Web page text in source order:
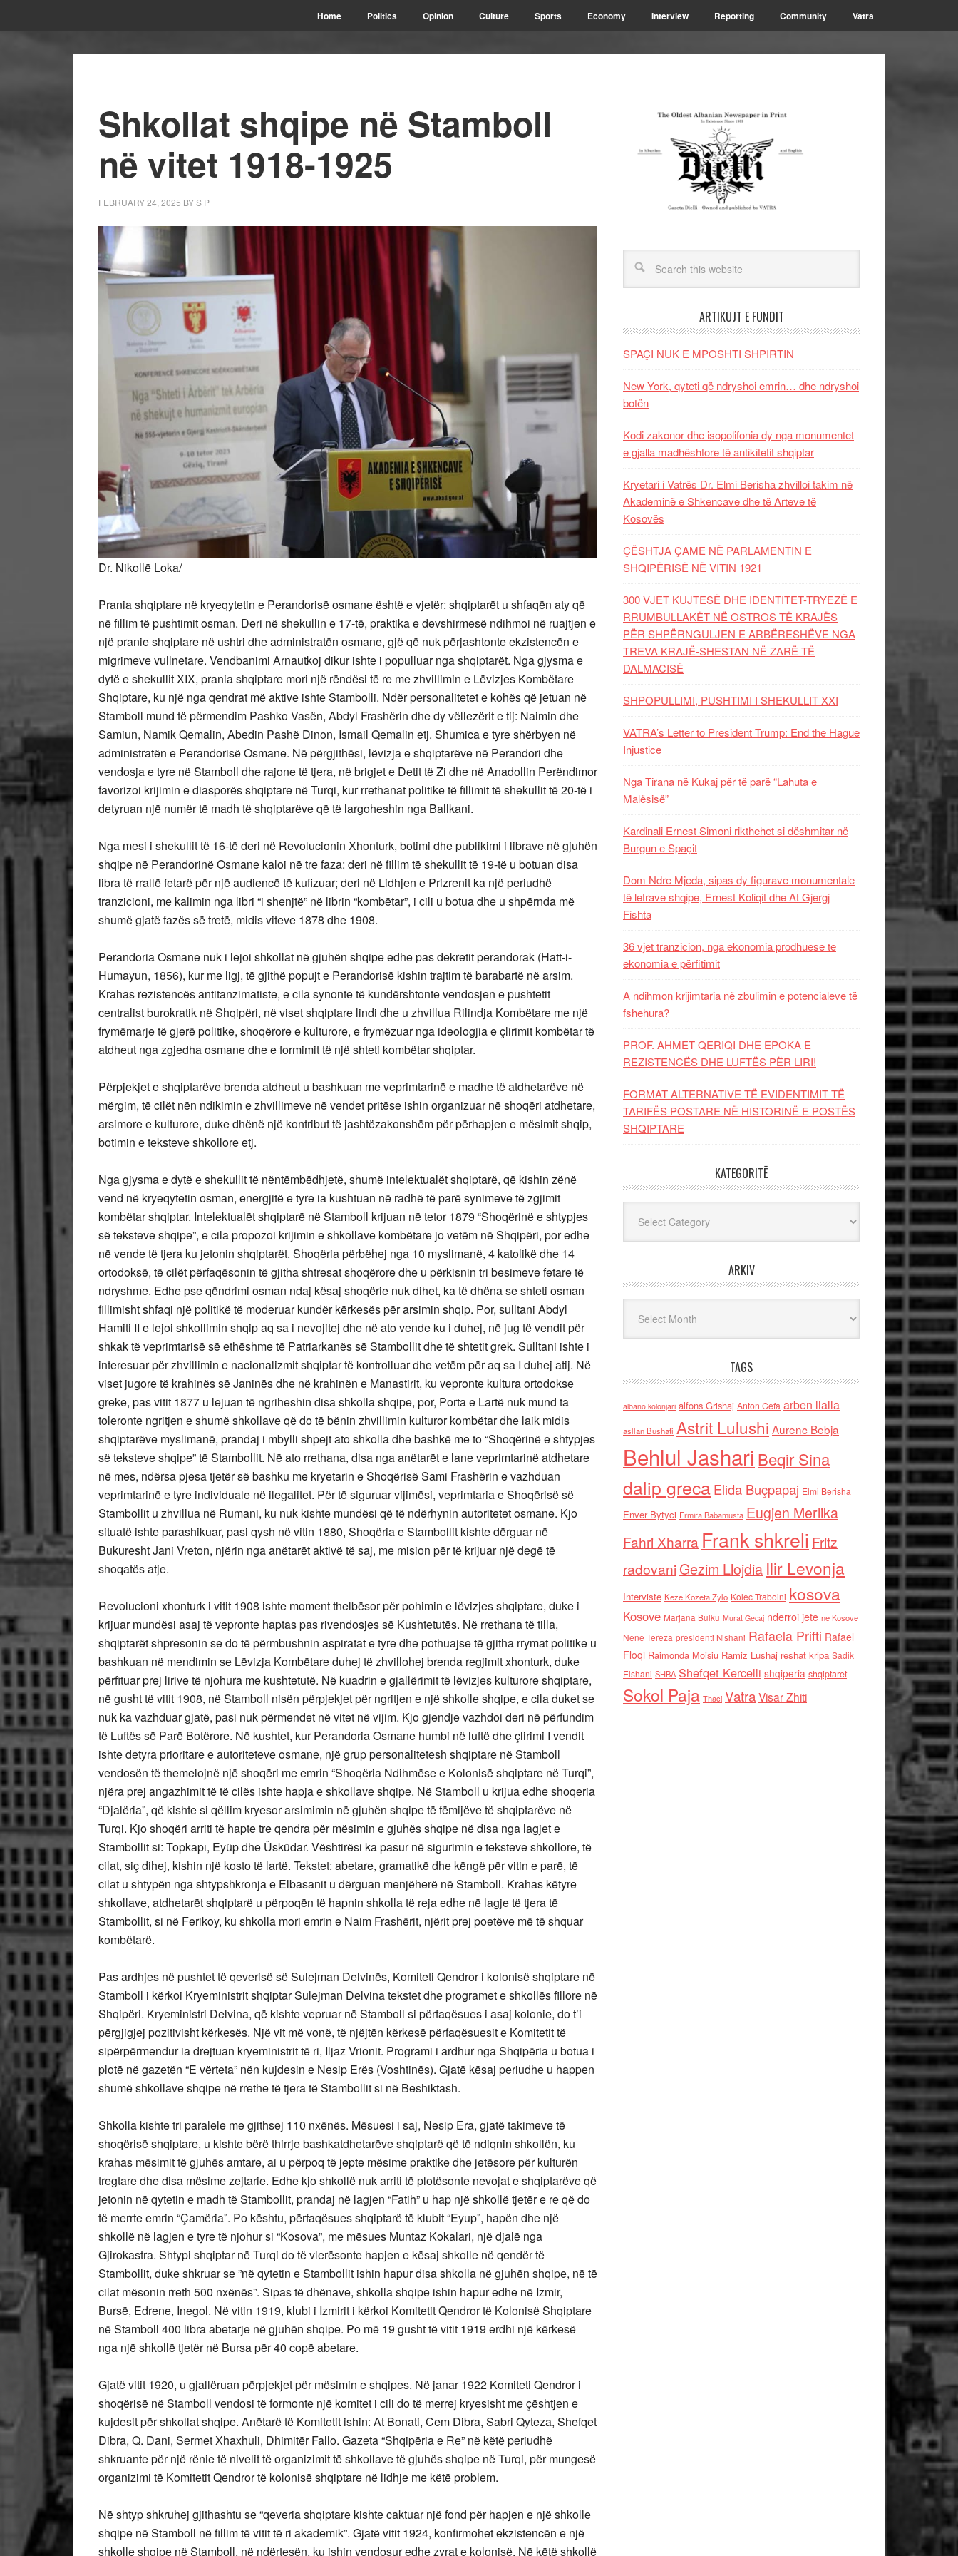
Home Politics Opinion Culture Sports Economy Interview Reporting Community Vatra
Shkollat shqipe në Stamboll
në vitet 1918-1925
FEBRUARY 24, 2025 BYS P
Dr. Nikollë Loka/
Prania shqiptare në kryeqytetin e Perandorisë osmane është e vjetër: shqiptarët u shfaqën aty që
në fillim të pushtimit osman. Deri në shekullin e 17-të, praktika e devshirmesë ndihmoi në ruajtjen e
një pranie shqiptare në ushtri dhe administratën osmane, gjë që nuk përjashtonte ekzistencën e
migrimeve vullnetare. Vendbanimi Arnautkoj dikur ishte i populluar nga shqiptarët. Nga gjysma e
dytë e shekullit XIX, prania shqiptare mori një rëndësi të re me zhvillimin e Lëvizjes Kombëtare
Shqiptare, ku një nga qendrat më aktive ishte Stambolli. Ndër personalitetet e kohës që jetuan në
Stamboll mund të përmendim Pashko Vasën, Abdyl Frashërin dhe dy vëllezërit e tij: Naimin dhe
Samiun, Namik Qemalin, Abedin Pashë Dinon, Ismail Qemalin etj. Shumica e tyre shërbyen në
administratën e Perandorisë Osmane. Në përgjithësi, lëvizja e shqiptarëve në Perandori dhe
vendosja e tyre në Stamboll dhe rajone të tjera, në brigjet e Detit të Zi dhe në Anadollin Perëndimor
favorizoi krijimin e diasporës shqiptare në Turqi, kur rrethanat politike të fillimit të shekullit të 20-të i
detyruan një numër të madh të shqiptarëve që të largoheshin nga Ballkani.
Nga mesi i shekullit të 16-të deri në Revolucionin Xhonturk, botimi dhe publikimi i librave në gjuhën
shqipe në Perandorinë Osmane kaloi në tre faza: deri në fillim të shekullit të 19-të u botuan disa
libra të rrallë fetarë për një audiencë të kufizuar; deri në Lidhjen e Prizrenit ka një periudhë
tranzicioni, me kalimin nga libri “i shenjtë” në librin “kombëtar”, i cili u botua dhe u shpërnda më
shumë gjatë fazës së tretë, midis viteve 1878 dhe 1908.
Perandoria Osmane nuk i lejoi shkollat në gjuhën shqipe edhe pas dekretit perandorak (Hatt-i-
Humayun, 1856), kur me ligj, të gjithë popujt e Perandorisë kishin trajtim të barabartë në arsim.
Krahas rezistencës antitanzimatiste, e cila synonte të kundërshtonte vendosjen e pushtetit
centralist burokratik në Shqipëri, në viset shqiptare lindi dhe u zhvillua Rilindja Kombëtare me një
frymëmarje të gjerë politike, shoqërore e kulturore, e frymëzuar nga ideologjia e çlirimit kombëtar të
atdheut nga zgjedha osmane dhe e formimit të një shteti kombëtar shqiptar.
Përpjekjet e shqiptarëve brenda atdheut u bashkuan me veprimtarinë e madhe të atdhetarëve në
mërgim, të cilët nën ndikimin e zhvillimeve në vendet pritëse ishin organizuar në shoqëri atdhetare,
arsimore e kulturore, duke dhënë një kontribut të jashtëzakonshëm për përhapjen e mësimit shqip,
botimin e teksteve shkollore etj.
Nga gjysma e dytë e shekullit të nëntëmbëdhjetë, shumë intelektualët shqiptarë, që kishin zënë
vend në kryeqytetin osman, energjitë e tyre ia kushtuan në radhë të parë synimeve të zgjimit
kombëtar shqiptar. Intelektualët shqiptarë në Stamboll krijuan në tetor 1879 “Shoqërinë e shtypjes
së teksteve shqipe”, e cila propozoi krijimin e shkollave kombëtare jo vetëm në Shqipëri, por edhe
në vende të tjera ku jetonin shqiptarët. Shoqëria përbëhej nga 10 myslimanë, 4 katolikë dhe 14
ortodoksë, të cilët përfaqësonin të gjitha shtresat shoqërore dhe u përkisnin tri besimeve fetare të
ndryshme. Edhe pse qëndrimi osman ndaj kësaj shoqërie nuk dihet, ka të dhëna se shteti osman
fillimisht shfaqi një politikë të moderuar kundër kërkesës për arsimin shqip. Por, sulltani Abdyl
Hamiti II e lejoi shkollimin shqip aq sa i nevojitej dhe në ato vende ku i duhej, në jug të vendit për
shkak të veprimtarisë së ethëshme të Patriarkanës së Stambollit dhe të shtetit grek. Sulltani ishte i
interesuar për zhvillimin e nacionalizmit shqiptar të kontrolluar dhe vetëm për aq sa I duhej atij. Në
viset jugore të krahinës së Janinës dhe në krahinën e Manastirit, ku vepronte kultura ortodokse
greke, pas vitit 1877 u lejuan të ngriheshin disa shkolla shqipe, por, Porta e Lartë nuk mund ta
toleronte ngritjen e shumë shkollave që do të bënin zhvillimin kulturor kombëtar dhe laik midis
shqiptarëve myslimanë, prandaj i mbylli shpejt ato shkolla dhe bashkë me to “Shoqërinë e shtypjes
së teksteve shqipe” të Stambollit. Në ato rrethana, disa nga anëtarët e lane veprimtarinë atdhetare
në mes, ndërsa pjesa tjetër së bashku me kryetarin e Shoqërisë Sami Frashërin e vazhduan
veprimtarinë e tyre individuale në ilegalitet. Për të siguruar vijimësi, veprimtaria e Shoqërisë së
Stambollit u zhvillua në Rumani, ku nuk kishte mundësi që të ndërhynin autoritetet osmane. Kjo
situatë ishte parashikuar, pasi qysh në vitin 1880, Shoqëria e Stambollit kishte dërguar në
Bukuresht Jani Vreton, njërin nga anëtarët aktivë të saj, me mision për të krijuar një degë të
shoqatës atje.
Revolucioni xhonturk i vitit 1908 ishte moment thelbësor për pohimin e lëvizjes shqiptare, duke i
krijuar mundësi asaj të vepronte haptas pas rivendosjes së Kushtetutës. Në rrethana të tilla,
shqiptarët shpresonin se do të përmbushnin aspiratat e tyre dhe pothuajse të gjitha rrymat politike u
bashkuan në mendimin se Lëvizja Kombëtare duhej të zhvillohej brenda regjimit xhonturk, duke
përfituar prej lirive të njohura me kushtetutë. Në kuadrin e gjallërimit të lëvizjes kulturore shqiptare,
në gusht të vitit 1908, në Stamboll nisën përpjekjet për ngritjen e një shkolle shqipe, e cila duket se
nuk ka vazhduar gjatë, pasi nuk përmendet në vitet në vijim. Kjo gjendje vazhdoi deri në përfundim
të Luftës së Parë Botërore. Në kushtet, kur Perandoria Osmane humbi në luftë dhe çlirimi I vendit
ishte detyra prioritare e autoriteteve osmane, një grup personalitetesh shqiptare në Stamboll
vendosën të themelojnë një shoqëri me emrin “Shoqëria Ndihmëse e Kolonisë shqiptare në Turqi”,
njëra prej angazhimit të të cilës ishte hapja e shkollave shqipe. Në Stamboll u krijua edhe shoqeria
“Djalëria”, që kishte si qëllim kryesor arsimimin në gjuhën shqipe të fëmijëve të shqiptarëve në
Turqi. Kjo shoqëri arriti të hapte tre qendra për mësimin e gjuhës shqipe në disa nga lagjet e
Stambollit si: Topkapı, Eyüp dhe Üsküdar. Vështirësi ka pasur në sigurimin e teksteve shkollore, të
cilat, siç dihej, kishin një kosto të lartë. Tekstet: abetare, gramatikë dhe këngë për vitin e parë, të
cilat u shtypën nga shtypshkronja e Elbasanit u dërguan menjëherë në Stamboll. Krahas këtyre
shkollave, atdhetarët shqiptarë u përpoqën të hapnin shkolla të reja edhe në lagje të tjera të
Stambollit, si në Ferikoy, ku shkolla mori emrin e Naim Frashërit, njërit prej poetëve më të shquar
kombëtarë.
Pas ardhjes në pushtet të qeverisë së Sulejman Delvinës, Komiteti Qendror i kolonisë shqiptare në
Stamboll i kërkoi Kryeministrit shqiptar Sulejman Delvina tekstet dhe programet e shkollës fillore në
Shqipëri. Kryeministri Delvina, që kishte vepruar në Stamboll si përfaqësues i asaj kolonie, do t’i
përgjigjej pozitivisht kërkesës. Një vit më vonë, të njëjtën kërkesë përfaqësuesit e Komitetit të
sipërpërmendur ia drejtuan kryeministrit të ri, Iljaz Vrionit. Programi i ardhur nga Shqipëria u botua i
plotë në gazetën “E vërteta” nën kujdesin e Nesip Erës (Voshtinës). Gjatë kësaj periudhe u happen
shumë shkollave shqipe në rrethe të tjera të Stambollit si në Beshiktash.
Shkolla kishte tri paralele me gjithsej 110 nxënës. Mësuesi i saj, Nesip Era, gjatë takimeve të
shoqërisë shqiptare, u kishte bërë thirrje bashkatdhetarëve shqiptarë që të ndiqnin shkollën, ku
krahas mësimit të gjuhës amtare, ai u përpoq të jepte mësime praktike dhe jetësore për kulturën
tregtare dhe disa mësime zejtarie. Edhe kjo shkollë nuk arriti të plotësonte nevojat e shqiptarëve që
jetonin në qytetin e madh të Stambollit, prandaj në lagjen “Fatih” u hap një shkollë tjetër e re që do
të merrte emrin “Çamëria”. Po kështu, përfaqësues shqiptarë të klubit “Eyup”, hapën dhe një
shkollë në lagjen e tyre të njohur si “Kosova”, me mësues Muntaz Kokalari, një djalë nga
Gjirokastra. Shtypi shqiptar në Turqi do të vlerësonte hapjen e kësaj shkolle në qendër të
Stambollit, duke shkruar se ”në qytetin e Stambollit ishin hapur disa shkolla në gjuhën shqipe, në të
cilat mësonin rreth 500 nxënës”. Sipas të dhënave, shkolla shqipe ishin hapur edhe në Izmir,
Bursë, Edrene, Inegol. Në vitin 1919, klubi i Izmirit i kërkoi Komitetit Qendror të Kolonisë Shqiptare
në Stamboll 400 libra abetarje në gjuhën shqipe. Po më 19 gusht të vitit 1919 erdhi një kërkesë
nga një shkollë tjetër në Bursa për 40 copë abetare.
Gjatë vitit 1920, u gjallëruan përpjekjet për mësimin e shqipes. Në janar 1922 Komiteti Qendror i
shoqërisë në Stamboll vendosi të formonte një komitet i cili do të merrej kryesisht me çështjen e
kujdesit për shkollat ​​shqipe. Anëtarë të Komitetit ishin: At Bonati, Cem Dibra, Sabri Qyteza, Shefqet
Dibra, Q. Dani, Sermet Xhaxhuli, Dhimitër Fallo. Gazeta “Shqipëria e Re” në këtë periudhë
shkruante për një rënie të nivelit të organizimit të shkollave të gjuhës shqipe në Turqi, për mungesë
organizimi të Komitetit Qendror të kolonisë shqiptare në lidhje me këtë problem.
Në shtyp shkruhej gjithashtu se “qeveria shqiptare kishte caktuar një fond për hapjen e një shkolle
shqipe në Stamboll në fillim të vitit të ri akademik”. Gjatë vitit 1924, konfirmohet ekzistencën e një
shkolle shqipe në Stamboll, në ndërtesën, ku ishin vendosur edhe zyrat e kolonisë. Në këtë shkollë
ARTIKUJT E FUNDIT
SPAÇI NUK E MPOSHTI SHPIRTIN
New York, qyteti që ndryshoi emrin… dhe ndryshoi
botën
Kodi zakonor dhe isopolifonia dy nga monumentet
e gjalla madhështore të antikitetit shqiptar
Kryetari i Vatrës Dr. Elmi Berisha zhvilloi takim në
Akademinë e Shkencave dhe të Arteve të
Kosovës
ÇËSHTJA ÇAME NË PARLAMENTIN E
SHQIPËRISË NË VITIN 1921
300 VJET KUJTESË DHE IDENTITET-TRYEZË E
RRUMBULLAKËT NË OSTROS TË KRAJËS
PËR SHPËRNGULJEN E ARBËRESHËVE NGA
TREVA KRAJË-SHESTAN NË ZARË TË
DALMACISË
SHPOPULLIMI, PUSHTIMI I SHEKULLIT XXI
VATRA’s Letter to President Trump: End the Hague
Injustice
Nga Tirana në Kukaj për të parë “Lahuta e
Malësisë”
Kardinali Ernest Simoni rikthehet si dëshmitar në
Burgun e Spaçit
Dom Ndre Mjeda, sipas dy figurave monumentale
të letrave shqipe, Ernest Koliqit dhe At Gjergj
Fishta
36 vjet tranzicion, nga ekonomia prodhuese te
ekonomia e përfitimit
A ndihmon krijimtaria në zbulimin e potencialeve të
fshehura?
PROF. AHMET QERIQI DHE EPOKA E
REZISTENCЁS DHE LUFTЁS PЁR LIRI!
FORMAT ALTERNATIVE TË EVIDENTIMIT TË
TARIFËS POSTARE NË HISTORINË E POSTËS
SHQIPTARE
KATEGORITË
ARKIV
TAGS
albano kolonjari alfons Grishaj Anton Cefa arben llalla
asllan Bushati Astrit Lulushi Aurenc Bebja
Behlul Jashari Beqir Sina
dalip grecaElida Buçpapaj Elmi Berisha
Enver Bytyci Ermira Babamusta Eugjen Merlika
Fahri Xharra Frank shkreli Fritz
radovaniGezim Llojdia Ilir Levonja
Interviste Keze Kozeta Zylo Kolec Traboini kosova
Kosove Marjana Bulku Murat Gecaj nderroi jete ne Kosove
Nene Tereza presidenti Nishani Rafaela Prifti Rafael
Floqi Raimonda Moisiu Ramiz Lushaj reshat kripa Sadik
Elshani SHBA Shefqet Kercelli shqiperia shqiptaret
Sokol Paja Thaci VatraVisar Zhiti